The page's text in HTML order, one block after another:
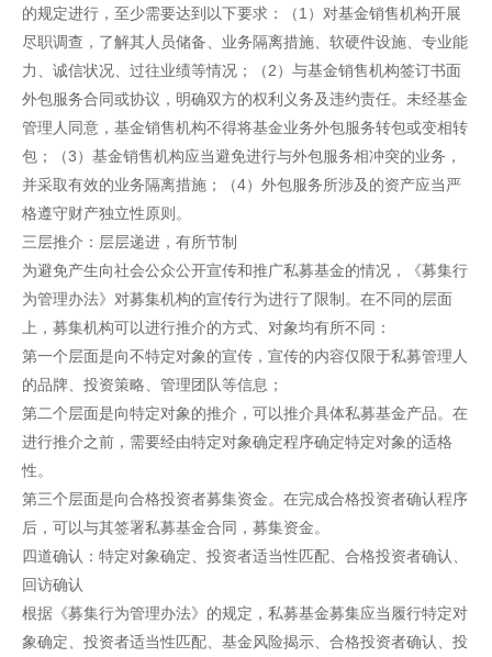
的规定进行，至少需要达到以下要求：（1）对基金销售机构开展
尽职调查，了解其人员储备、业务隔离措施、软硬件设施、专业能
力、诚信状况、过往业绩等情况；（2）与基金销售机构签订书面
外包服务合同或协议，明确双方的权利义务及违约责任。未经基金
管理人同意，基金销售机构不得将基金业务外包服务转包或变相转
包；（3）基金销售机构应当避免进行与外包服务相冲突的业务，
并采取有效的业务隔离措施；（4）外包服务所涉及的资产应当严
格遵守财产独立性原则。
三层推介：层层递进，有所节制
为避免产生向社会公众公开宣传和推广私募基金的情况，《募集行
为管理办法》对募集机构的宣传行为进行了限制。在不同的层面
上，募集机构可以进行推介的方式、对象均有所不同：
第一个层面是向不特定对象的宣传，宣传的内容仅限于私募管理人
的品牌、投资策略、管理团队等信息；
第二个层面是向特定对象的推介，可以推介具体私募基金产品。在
进行推介之前，需要经由特定对象确定程序确定特定对象的适格
性。
第三个层面是向合格投资者募集资金。在完成合格投资者确认程序
后，可以与其签署私募基金合同，募集资金。
四道确认：特定对象确定、投资者适当性匹配、合格投资者确认、
回访确认
根据《募集行为管理办法》的规定，私募基金募集应当履行特定对
象确定、投资者适当性匹配、基金风险揭示、合格投资者确认、投